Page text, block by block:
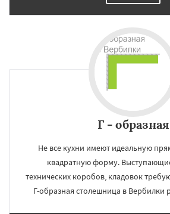
Работаем по
Восход Деденево Жилево
Запрудная
Заречье
Зеленоградск
Измайлово Икша Ильинский
Г - образная
Не все кухни имеют идеальную
квадратную форму.
технических коробов, кладовок
Г-образная столешница в Вербилки
УЗНАТЬ ПОДРОБНЕЕ